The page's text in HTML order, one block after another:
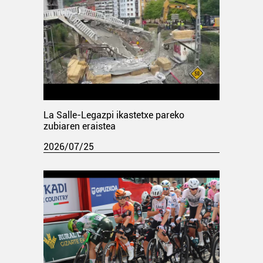
La Salle-Legazpi ikastetxe pareko
zubiaren eraistea
2026/07/25